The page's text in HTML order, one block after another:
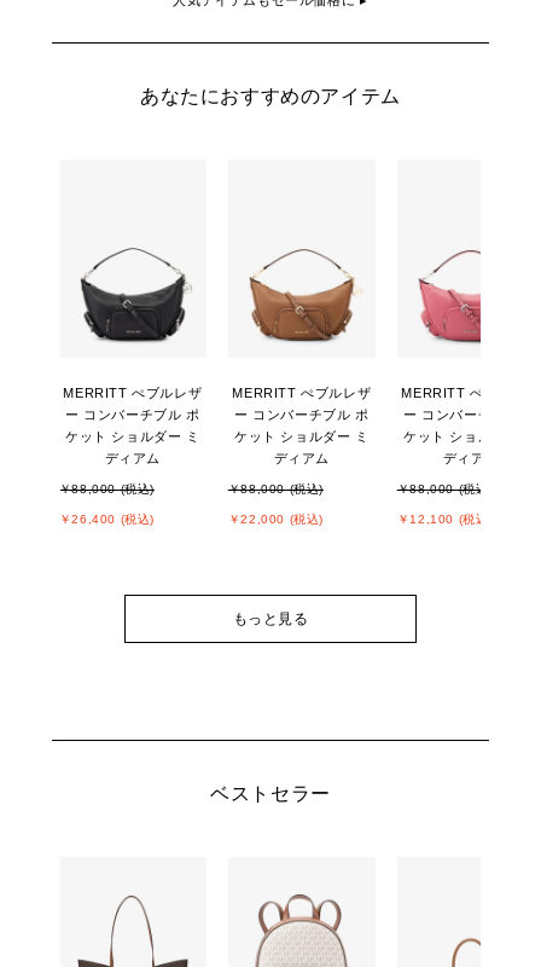
あなたにおすすめのアイテム
MERRITT ぺブルレザ
ー コンバーチブル ポ
ケット ショルダー ミ
ディアム
￥88,000 (税込)
￥26,400 (税込)
MERRITT ぺブルレザ
ー コンバーチブル ポ
ケット ショルダー ミ
ディアム
￥88,000 (税込)
￥22,000 (税込)
MERRITT ぺブルレザ
ー コンバーチブル ポ
ケット ショルダー ミ
ディアム
￥88,000 (税込)
￥12,100 (税込)
もっと見る
ベストセラー